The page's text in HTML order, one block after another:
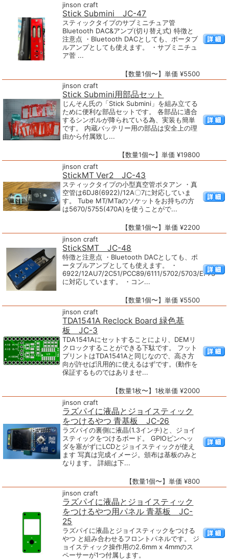
jinson craft
Stick Submini JC-47
スティックタイプのサブミニチュア管
Bluetooth DAC&アンプ(切り替え式) 特徴と
注意点 ・Bluetooth DACとしても、ポータブ
ルアンプとしても使えます。 ・サブミニチュ
ア菅 ...
【数量1個〜】単価 ¥5500
jinson craft
Stick Submini用部品セット
じんそん氏の「Stick Submini」を組み立てる
ために便利な部品セットです。 各部品に適合
するシンボルが降られている為、実装も簡単
です。 内蔵バッテリー用の部品は安全上の理
由から付属致し...
【数量1個〜】単価 ¥19800
jinson craft
StickMT Ver2 JC-43
スティックタイプの小型真空管ポタアン ・真
空管は6DJ8(6922)/12A〇7に対応していま
す。 Tube MT/MTaのソケットをお持ちの方
は5670/5755(470A)を使うことがで...
【数量1個〜】単価 ¥2200
jinson craft
StickSMT JC-48
特徴と注意点 ・Bluetooth DACとしても、ポ
ータブルアンプとしても使えます。 ・
6922/12AU7/2C51/PCC89/6111/5702/5703/EF73
に対応しています。 ・コン...
【数量1個〜】単価 ¥5500
jinson craft
TDA1541A Reclock Board 緑色基
板 JC-3
TDA1541Aにセットすることにより、DEMリ
クロックすることができる下駄です。 フット
プリントはTDA1541Aと同じなので、高さ方
向が許せば汎用的に使えるはずです。(動作を
保証するものではありませ...
【数量1枚〜】1枚単価 ¥2000
jinson craft
ラズパイに液晶とジョイスティック
をつけるやつ 青基板 JC-26
ラズパイの裏側に液晶(1.3インチ)と、ジョイ
スティックをつけるボード。 GPIOピンヘッ
ダを塞がずにLCDとジョイスティックが使え
ます 写真は完成イメージ。頒布は基板のみと
なります。 詳細は下...
【数量1個〜】単価 ¥800
jinson craft
ラズパイに液晶とジョイスティック
をつけるやつ用パネル 青基板 JC-
25
ラズパイに液晶とジョイスティックをつける
やつ と組み合わせるフロントパネルです。 ジ
ョイスティック操作用の2.6mm x 4mmのス
ペーサーが1つ付属します。